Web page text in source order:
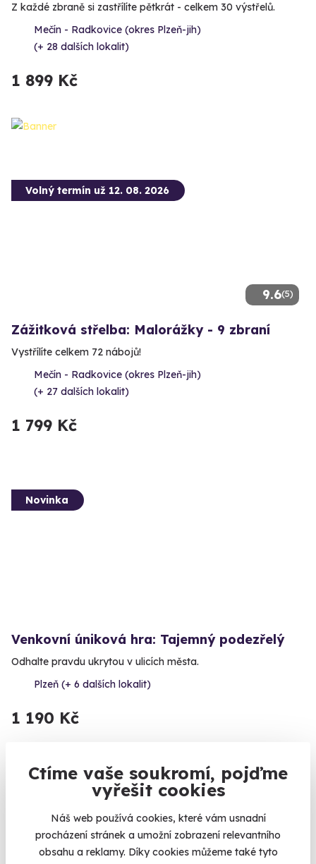
Ctíme vaše soukromí, pojďme
vyřešit cookies
Náš web používá cookies, které vám usnadní
procházení stránek a umožní zobrazení relevantního
obsahu a reklamy. Díky cookies můžeme také tyto
Z každé zbraně si zastřílíte pětkrát - celkem 30 výstřelů.
Mečín - Radkovice (okres Plzeň-jih)
(+ 28 dalších lokalit)
1 899 Kč
9.6(5)
Volný termín už 12. 08. 2026
Zážitková střelba: Malorážky - 9 zbraní
Vystřílíte celkem 72 nábojů!
Mečín - Radkovice (okres Plzeň-jih)
(+ 27 dalších lokalit)
1 799 Kč
Novinka
Venkovní úniková hra: Tajemný podezřelý
Odhalte pravdu ukrytou v ulicích města.
Plzeň (+ 6 dalších lokalit)
1 190 Kč
Volný termín už 08. 08. 2026
AKCE